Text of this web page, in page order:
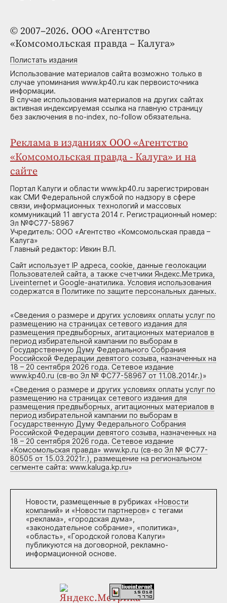
© 2007–2026. ООО «Агентство
«Комсомольская правда – Калуга»
Полистать издания
Использование материалов сайта возможно только в
случае упоминания www.kp40.ru как первоисточника
информации.
В случае использования материалов на других сайтах
активная индексируемая ссылка на главную страницу
без заключения в no-index, no-follow обязательна.
Реклама в изданиях ООО «Агентство
«Комсомольская правда - Калуга» и на
сайте
Портал Калуги и области www.kp40.ru зарегистрирован
как СМИ Федеральной службой по надзору в сфере
связи, информационных технологий и массовых
коммуникаций 11 августа 2014 г. Регистрационный номер:
Эл №ФС77-58967
Учредитель: ООО «Агентство «Комсомольская правда –
Калуга»
Главный редактор: Ивкин В.П.
Сайт использует IP адреса, cookie, данные геолокации
Пользователей сайта, а также счетчики Яндекс.Метрика,
Liveinternet и Google-анатилика. Условия использования
содержатся в Политике по защите персональных данных.
«Сведения о размере и других условиях оплаты услуг по
размещению на страницах сетевого издания для
размещения предвыборных, агитационных материалов в
период избирательной кампании по выборам в
Государственную Думу Федерального Собрания
Российской Федерации девятого созыва, назначенных на
18 – 20 сентября 2026 года. Сетевое издание
www.kp40.ru (св-во Эл № ФС77-58967 от 11.08.2014г.)»
«Сведения о размере и других условиях оплаты услуг по
размещению на страницах сетевого издания для
размещения предвыборных, агитационных материалов в
период избирательной кампании по выборам в
Государственную Думу Федерального Собрания
Российской Федерации девятого созыва, назначенных на
18 – 20 сентября 2026 года. Сетевое издание
«Комсомольская правда» www.kp.ru (св-во Эл № ФС77-
80505 от 15.03.2021г.), размещение на региональном
сегменте сайта: www.kaluga.kp.ru»
Новости, размещенные в рубриках «Новости
компаний» и «Новости партнеров» с тегами
«реклама», «городская дума»,
«законодательное собрание», «политика»,
«область», «Городской голова Калуги»
публикуются на договорной, рекламно-
информационной основе.